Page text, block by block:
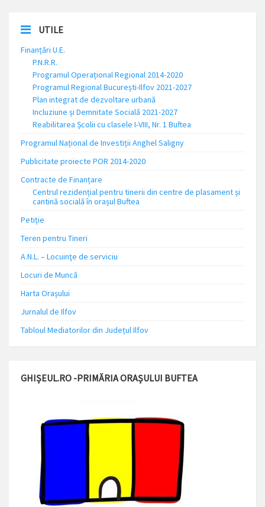
UTILE
Finanțări U.E.
P.N.R.R.
Programul Operațional Regional 2014-2020
Programul Regional București-Ilfov 2021-2027
Plan integrat de dezvoltare urbană
Incluziune și Demnitate Socială 2021-2027
Reabilitarea Școlii cu clasele I-VIII, Nr. 1 Buftea
Programul Național de Investiții Anghel Saligny
Publicitate proiecte POR 2014-2020
Contracte de Finanțare
Centrul rezidențial pentru tinerii din centre de plasament și
cantină socială în orașul Buftea
Petiție
Teren pentru Tineri
A.N.L. – Locuinţe de serviciu
Locuri de Muncă
Harta Orașului
Jurnalul de Ilfov
Tabloul Mediatorilor din Județul Ilfov
GHIȘEUL.RO -PRIMĂRIA ORAȘULUI BUFTEA